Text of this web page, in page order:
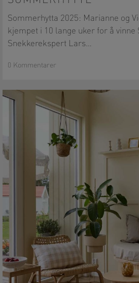
frodige
sommerhytte
Sommerhytta 2025: Marianne og
kjempet i 10 lange uker for å vinne
Snekkerekspert Lars…
0 Kommentarer